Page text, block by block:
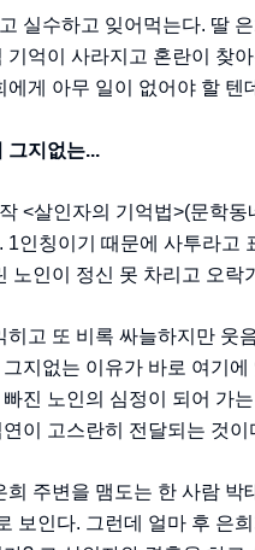
실수하고 잊어먹는다. 딸
기억이 사라지고 혼란이 찾
에게 아무 일이 없어야 할 텐
그지없는...
<살인자의 기억법>(문학
1인칭이기 때문에 사투라고
노인이 정신 못 차리고 오락
히고 또 비록 싸늘하지만 웃
지없는 이유가 바로 여기
진 노인의 심정이 되어 가
이 고스란히 전달되는 것이
희 주변을 맴도는 한 사람 박
보인다. 그런데 얼마 후 은